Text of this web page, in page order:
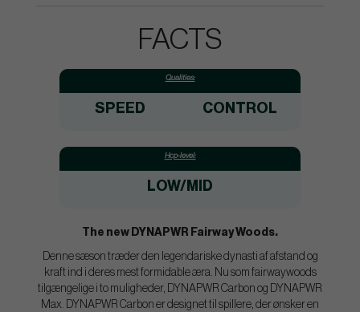
FACTS
Qualities:
SPEED CONTROL
Hcp-level:
LOW/MID
The new DYNAPWR Fairway Woods.
Denne sæson træder den legendariske dynasti af afstand og
kraft ind i deres mest formidable æra. Nu som fairwaywoods
tilgængelige i to muligheder, DYNAPWR Carbon og DYNAPWR
Max. DYNAPWR Carbon er designet til spillere, der ønsker en